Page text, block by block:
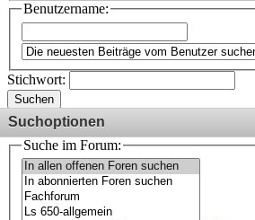
Benutzername:
Stichwort:
Suchen
Suchoptionen
Suche im Forum: